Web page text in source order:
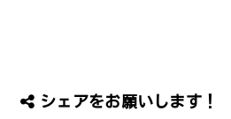
シェアをお願いします！